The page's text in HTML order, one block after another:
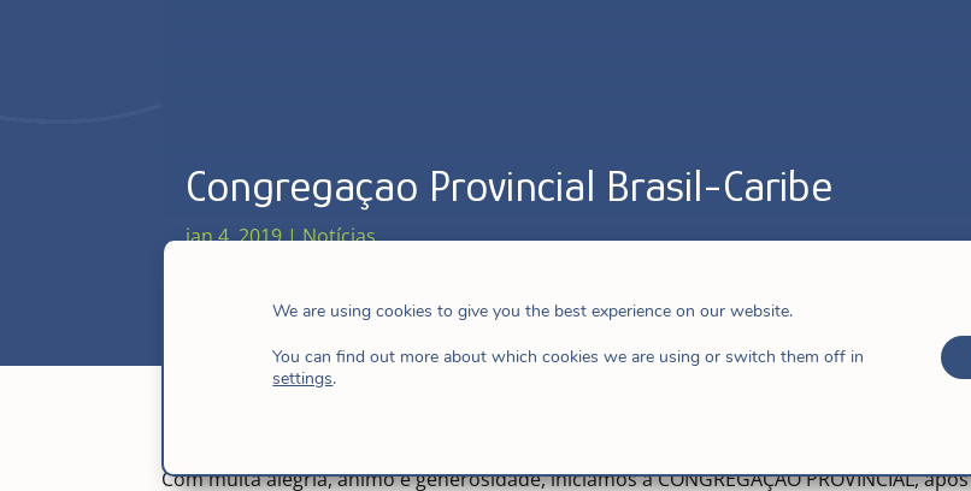
Congregaçao Provincial Brasil-Caribe
jan 4, 2019|Notícias
Com muita alegria, ânimo e generosidade, iniciamos a CONGREGAÇÃO PROVINCIAL, após
We are using cookies to give you the best experience on our website.
You can find out more about which cookies we are using or switch them off in
settings.